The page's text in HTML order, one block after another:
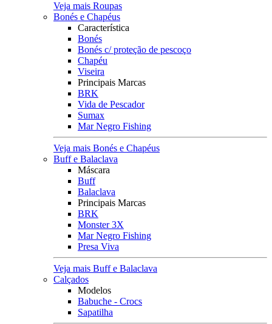
Veja mais Roupas
Bonés e Chapéus
Característica
Bonés
Bonés c/ proteção de pescoço
Chapéu
Viseira
Principais Marcas
BRK
Vida de Pescador
Sumax
Mar Negro Fishing
Veja mais Bonés e Chapéus
Buff e Balaclava
Máscara
Buff
Balaclava
Principais Marcas
BRK
Monster 3X
Mar Negro Fishing
Presa Viva
Veja mais Buff e Balaclava
Calçados
Modelos
Babuche - Crocs
Sapatilha